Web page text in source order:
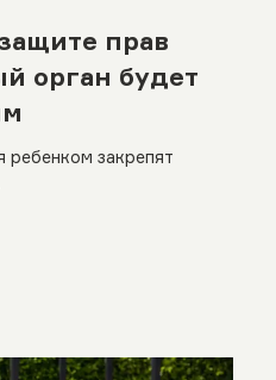
прав
орган будет
закрепят